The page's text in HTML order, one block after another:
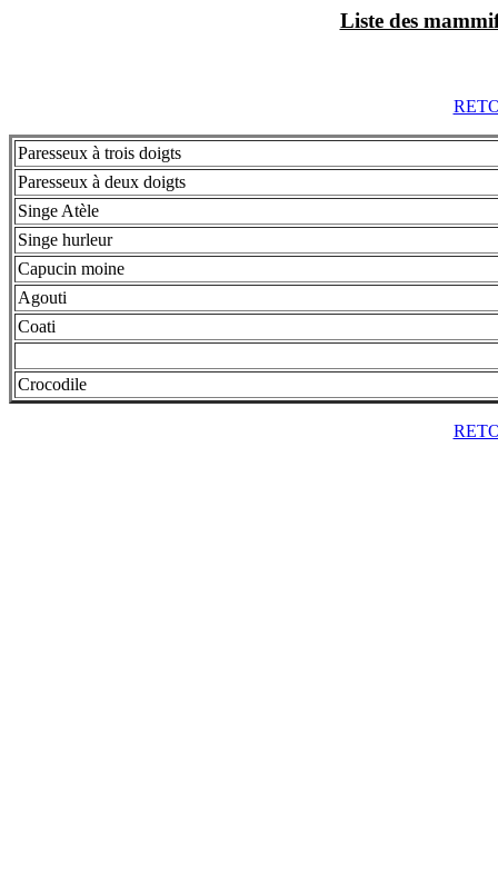
Liste des
Paresseux à trois doigts
Paresseux à deux doigts
Singe Atèle
Singe hurleur
Capucin moine
Agouti
Coati
Crocodile